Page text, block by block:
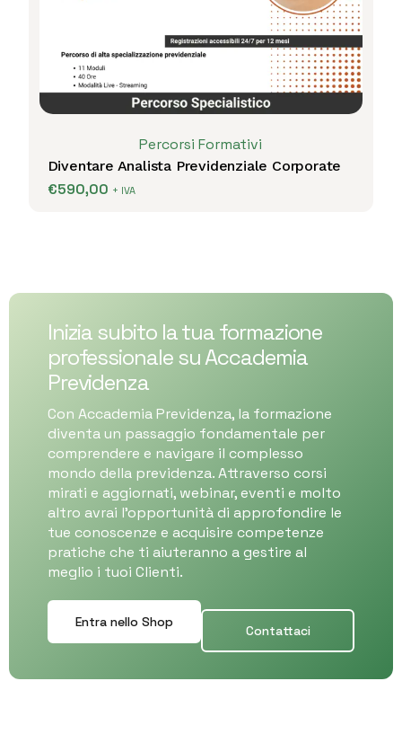
Percorsi Formativi
Diventare Analista Previdenziale Corporate
€590,00 + IVA
Inizia subito la tua formazione
professionale su Accademia
Previdenza
Con Accademia Previdenza, la formazione
diventa un passaggio fondamentale per
comprendere e navigare il complesso
mondo della previdenza. Attraverso corsi
mirati e aggiornati, webinar, eventi e molto
altro avrai l’opportunità di approfondire le
tue conoscenze e acquisire competenze
pratiche che ti aiuteranno a gestire al
meglio i tuoi Clienti.
Entra nello Shop
Contattaci